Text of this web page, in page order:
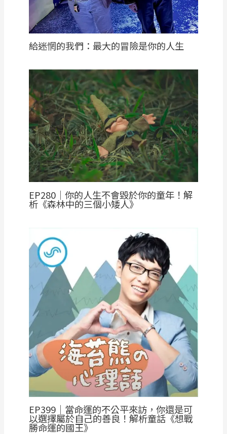
給迷惘的我們：最大的冒險是你的人生
EP280｜你的人生不會毀於你的童年！解
析《森林中的三個小矮人》
EP399｜當命運的不公平來訪，你還是可
以選擇屬於自己的善良！解析童話《想戰
勝命運的國王》